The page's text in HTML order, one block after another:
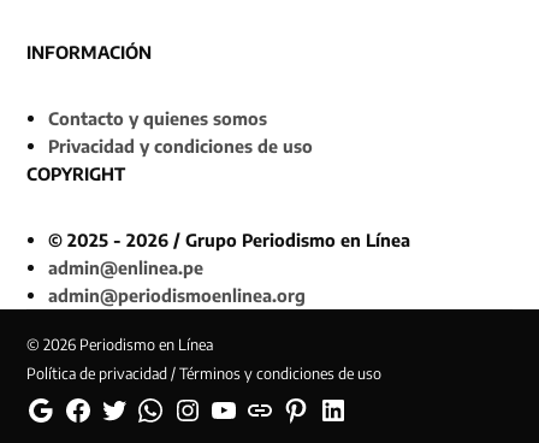
INFORMACIÓN
Contacto y quienes somos
Privacidad y condiciones de uso
COPYRIGHT
© 2025 - 2026 / Grupo Periodismo en Línea
admin@enlinea.pe
admin@periodismoenlinea.org
© 2026 Periodismo en Línea
Política de privacidad / Términos y condiciones de uso
GoogleFacebookTwitterWhatsappInstagramYouTubeWeb PinterestLinkedin